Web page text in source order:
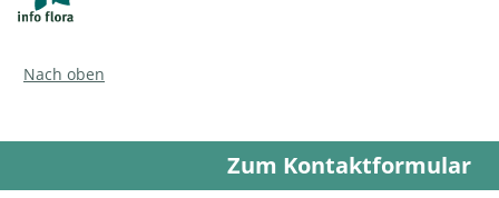
Nach oben
Zum Kontaktformular